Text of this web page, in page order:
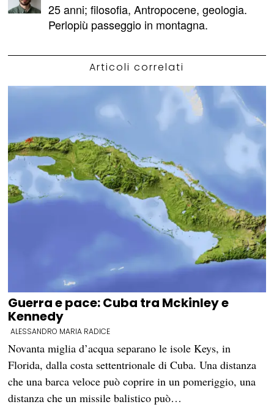
25 anni; filosofia, Antropocene, geologia.
Perlopiù passeggio in montagna.
Articoli correlati
Guerra e pace: Cuba tra Mckinley e
Kennedy
ALESSANDRO MARIA RADICE
Novanta miglia d’acqua separano le isole Keys, in
Florida, dalla costa settentrionale di Cuba. Una distanza
che una barca veloce può coprire in un pomeriggio, una
distanza che un missile balistico può…